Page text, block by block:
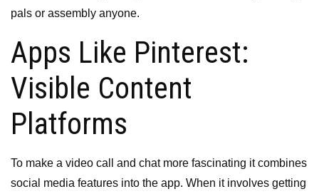
pals or assembly anyone.
Apps Like Pinterest:
Visible Content
Platforms
To make a video call and chat more fascinating it combines
social media features into the app. When it involves getting